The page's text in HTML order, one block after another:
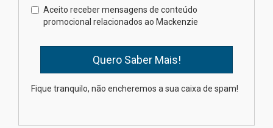
Brasília prepara seus
estudantes para o PAS antes
mesmo do Ensino Médio
na educação dos filhos além da
Aceito receber mensagens de conteúdo
promocional relacionados ao Mackenzie
Fique tranquilo, não encheremos a sua caixa de spam!